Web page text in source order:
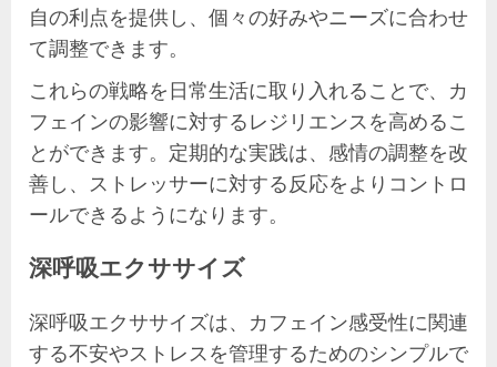
自の利点を提供し、個々の好みやニーズに合わせ
て調整できます。
これらの戦略を日常生活に取り入れることで、カ
フェインの影響に対するレジリエンスを高めるこ
とができます。定期的な実践は、感情の調整を改
善し、ストレッサーに対する反応をよりコントロ
ールできるようになります。
深呼吸エクササイズ
深呼吸エクササイズは、カフェイン感受性に関連
する不安やストレスを管理するためのシンプルで